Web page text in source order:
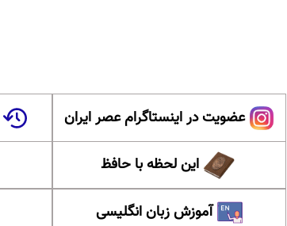
عضویت در اینستاگرام عصر ایران
این لحظه با حافظ
آموزش زبان انگلیسی